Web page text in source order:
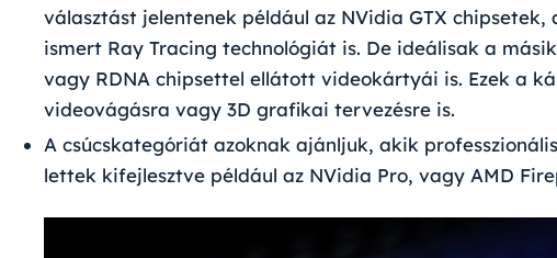
választást jelentenek például az NVidia GTX
ismert Ray Tracing technológiát is. De ideálisak a
vagy RDNA chipsettel ellátott videokártyái is. Ezek a
videovágásra vagy 3D grafikai tervezésre is.
A csúcskategóriát azoknak ajánljuk, akik
lettek kifejlesztve például az NVidia Pro, vagy AMD